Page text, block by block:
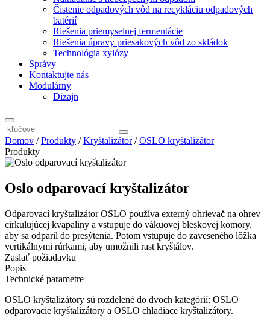
Čistenie odpadových vôd na recykláciu odpadových
batérií
Riešenia priemyselnej fermentácie
Riešenia úpravy priesakových vôd zo skládok
Technológia xylózy
Správy
Kontaktujte nás
Modulárny
Dizajn
Domov /Produkty /Kryštalizátor/OSLO kryštalizátor
Produkty
Oslo odparovací kryštalizátor
Odparovací kryštalizátor OSLO používa externý ohrievač na ohrev
cirkulujúcej kvapaliny a vstupuje do vákuovej bleskovej komory,
aby sa odparil do presýtenia. Potom vstupuje do zaveseného lôžka
vertikálnymi rúrkami, aby umožnili rast kryštálov.
Zaslať požiadavku
Popis
Technické parametre
OSLO kryštalizátory sú rozdelené do dvoch kategórií: OSLO
odparovacie kryštalizátory a OSLO chladiace kryštalizátory.